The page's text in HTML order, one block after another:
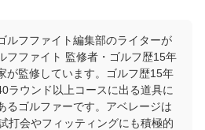
ルフファイト編集部のライターが
フファイト 監修者・ゴルフ歴15年
が監修しています。ゴルフ歴15年
ラウンド以上コースに出る道具に
るゴルファーです。アベレージは
打会やフィッティングにも積極的